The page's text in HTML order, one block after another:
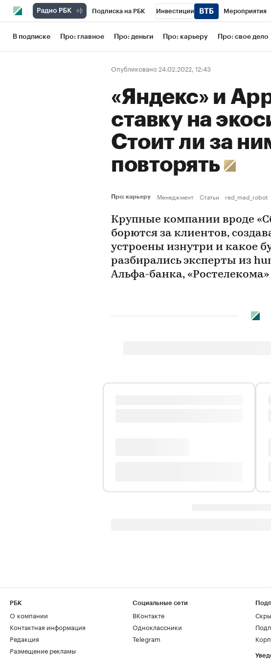
Подписка на РБК Инвестиции Мероприятия
Школа управления РБК РБК Образование
Рынок наличной валюты
В подписке Про: главное Про: деньги Про: карьеру Про: свое дело
Опубликовано 24.02.2022, 12:43
«Яндекс» и
ставку на
Стоит ли за
повторять
Про: карьеру Менеджмент Статьи red_mad_robot
Крупные компании вроде
борются за клиентов,
устроены изнутри и какое
разбирались эксперты из
Альфа-банка,
РБК
О компании
Контактная информация
Редакция
Размещение рекламы
Социальные сети
ВКонтакте
Одноклассники
Telegram